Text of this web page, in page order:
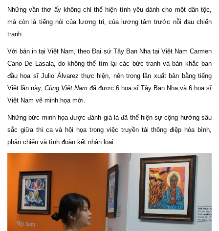
Những vần thơ ấy không chỉ thể hiện tình yêu dành cho một dân tộc,
mà còn là tiếng nói của lương tri, của lương tâm trước nỗi đau chiến
tranh.
Với bản in tại Việt Nam, theo Đại sứ Tây Ban Nha tại Việt Nam Carmen
Cano De Lasala, do không thể tìm lại các bức tranh và bản khắc ban
đầu họa sĩ Julio Álvarez thực hiện, nên trong lần xuất bản bằng tiếng
Việt lần này, Cùng Việt Nam đã được 6 họa sĩ Tây Ban Nha và 6 họa sĩ
Việt Nam vẽ minh họa mới.
Những bức minh họa được đánh giá là đã thể hiện sự cộng hưởng sâu
sắc giữa thi ca và hội họa trong việc truyền tải thông điệp hòa bình,
phản chiến và tình đoàn kết nhân loại.